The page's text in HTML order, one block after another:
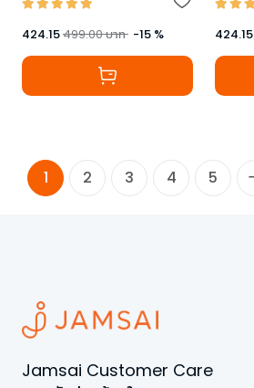
424.15499.00บาท -15 % 424.15
1 2 3 4 5
Jamsai Customer Care